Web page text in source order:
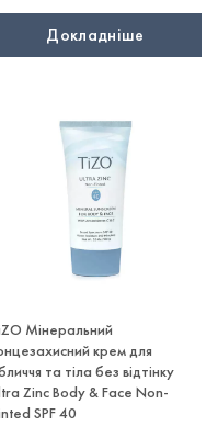
Докладніше
Мінеральний
крем для
та тіла без відтінку
Zinc Body & Face Non-
SPF 40